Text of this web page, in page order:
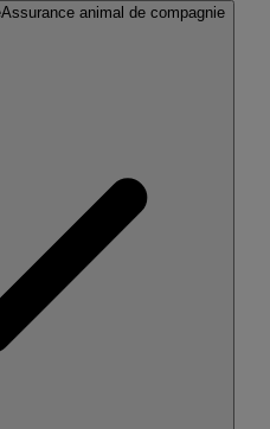
Assurance animal de compagnie